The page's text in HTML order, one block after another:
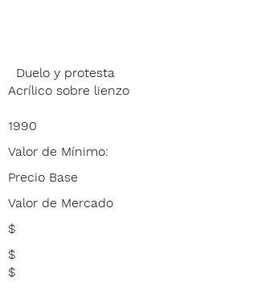
Duelo y protesta
Acrílico sobre lienzo
1990
Valor de Mínimo:
Precio Base
Valor de Mercado
$
$
$